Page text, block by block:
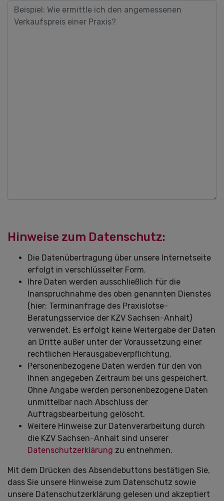
Hinweise zum Datenschutz:
Die Datenübertragung über unsere Internetseite
erfolgt in verschlüsselter Form.
Ihre Daten werden ausschließlich für die
Inanspruchnahme des oben genannten Dienstes
(hier: Terminanfrage des Praxislotse-
Beratungsservice der KZV Sachsen-Anhalt)
verwendet. Es erfolgt keine Weitergabe der Daten
an Dritte außer unter der Voraussetzung einer
rechtlichen Herausgabeverpflichtung.
Personenbezogene Daten werden für den von
Ihnen angegeben Zeitraum bei uns gespeichert.
Ohne Angabe werden personenbezogene Daten
unmittelbar nach Abschluss der
Auftragsbearbeitung gelöscht.
Weitere Hinweise zur Datenverarbeitung durch
die KZV Sachsen-Anhalt sind unserer
Datenschutzerklärung zu entnehmen.
Mit dem Drücken des Absendebuttons bestätigen Sie,
dass Sie unsere Hinweise zum Datenschutz sowie
unsere Datenschutzerklärung gelesen und akzeptiert